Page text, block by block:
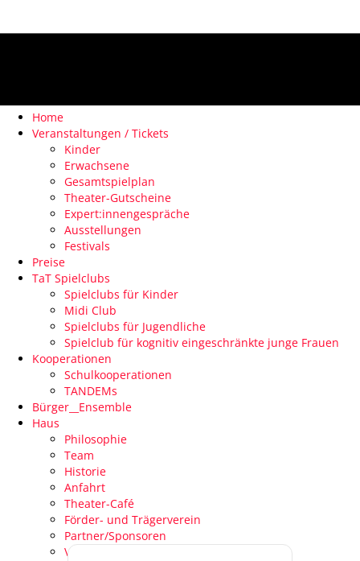
Home
Veranstaltungen / Tickets
Kinder
Erwachsene
Gesamtspielplan
Theater-Gutscheine
Expert:innengespräche
Ausstellungen
Festivals
Preise
TaT Spielclubs
Spielclubs für Kinder
Midi Club
Spielclubs für Jugendliche
Spielclub für kognitiv eingeschränkte junge Frauen
Kooperationen
Schulkooperationen
TANDEMs
Bürger__Ensemble
Haus
Philosophie
Team
Historie
Anfahrt
Theater-Café
Förder- und Trägerverein
Partner/Sponsoren
Venue Specs